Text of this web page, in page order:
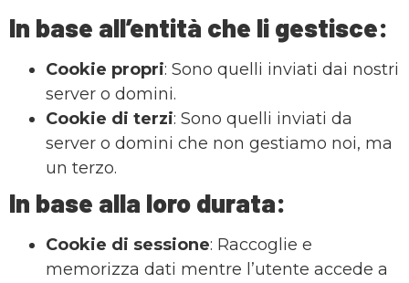
In base all’entità che li gestisce:
Cookie propri: Sono quelli inviati dai nostri
server o domini.
Cookie di terzi: Sono quelli inviati da
server o domini che non gestiamo noi, ma
un terzo.
In base alla loro durata:
Cookie di sessione: Raccoglie e
memorizza dati mentre l’utente accede a